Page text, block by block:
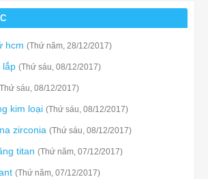
hcm (Thứ năm, 28/12/2017)
lắp (Thứ sáu, 08/12/2017)
sáu, 08/12/2017)
kim loại (Thứ sáu, 08/12/2017)
zirconia (Thứ sáu, 08/12/2017)
titan (Thứ năm, 07/12/2017)
(Thứ năm, 07/12/2017)